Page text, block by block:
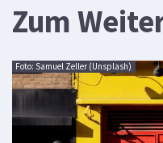
Zum
Foto: Samuel Zeller (Unsplash)